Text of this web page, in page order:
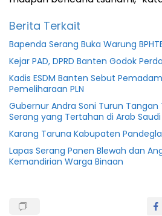
Berita Terkait
Bapenda Serang Buka Warung
Kejar PAD, DPRD Banten Godok
Kadis ESDM Banten Sebut
Pemeliharaan PLN
Gubernur Andra Soni Turun Tangan
Serang yang Tertahan di Arab Saudi
Karang Taruna Kabupaten
Lapas Serang Panen Blewah dan
Kemandirian Warga Binaan
pandeglang